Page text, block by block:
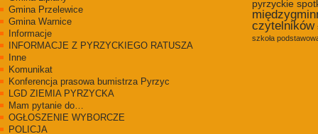
Gmina Przelewice
Gmina Warnice
Informacje
INFORMACJE Z PYRZYCKIEGO RATUSZA
Inne
Komunikat
Konferencja prasowa bumistrza Pyrzyc
LGD ZIEMIA PYRZYCKA
Mam pytanie do…
OGŁOSZENIE WYBORCZE
POLICJA
pyrzyckie
czytelników
szkoła